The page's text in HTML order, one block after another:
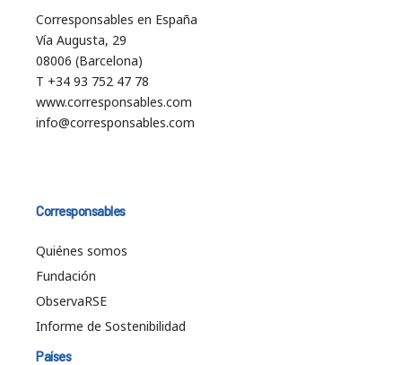
Corresponsables en España
Vía Augusta, 29
08006 (Barcelona)
T +34 93 752 47 78
www.corresponsables.com
info@corresponsables.com
Corresponsables
Quiénes somos
Fundación
ObservaRSE
Informe de Sostenibilidad
Países